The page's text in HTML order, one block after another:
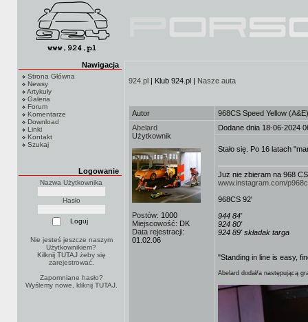
Nawigacja
Strona Główna
Newsy
Artykuły
Galeria
Forum
Komentarze
Download
Linki
Kontakt
Szukaj
Logowanie
Nazwa Użytkownika
Hasło
Nie jesteś jeszcze naszym
Użytkownikiem?
Kilknij TUTAJżeby się
zarejestrować.
Zapomniane hasło?
Wyślemy nowe, kliknij TUTAJ.
924.pl | Klub 924.pl | Nasze auta
Autor
968CS Speed Yellow (A&E)
Abelard
Użytkownik
Postów: 1000
Miejscowość: DK
Data rejestracji:
01.02.06
Dodane dnia 18-06-2024
Stało się. Po 16 latach
Już nie zbieram na 968 CS
www.instagram.com/
968CS 92'
944 84'
924 80'
924 89' składak targa
"Standing in line is easy,
Abelard dodał/a następującą